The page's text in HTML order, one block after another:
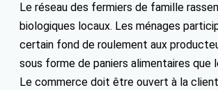
Le réseau des fermiers de famille
biologiques locaux. Les ménages
certain fond de roulement aux
sous forme de paniers alimentaires
Le commerce doit être ouvert à la